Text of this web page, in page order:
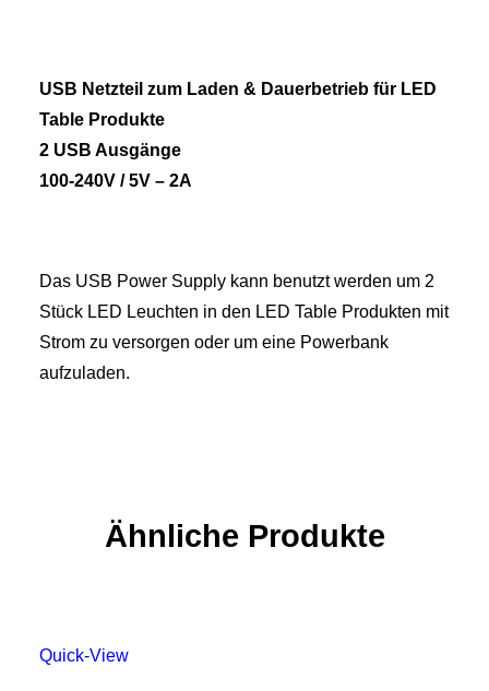
USB Netzteil zum Laden & Dauerbetrieb für LED
Table Produkte
2 USB Ausgänge
100-240V / 5V – 2A
Das USB Power Supply kann benutzt werden um 2
Stück LED Leuchten in den LED Table Produkten mit
Strom zu versorgen oder um eine Powerbank
aufzuladen.
Ähnliche Produkte
Quick-View